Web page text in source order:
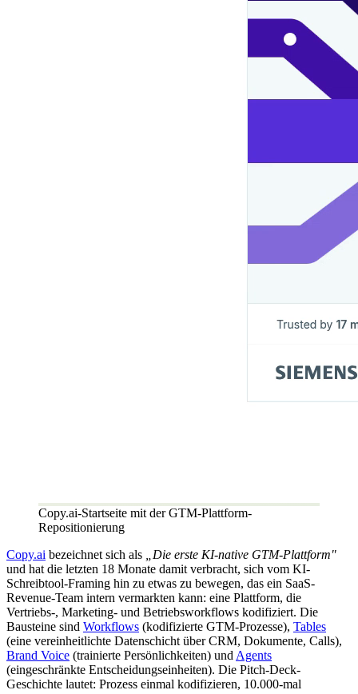
Copy.ai-Startseite mit der GTM-Plattform-
Repositionierung
Copy.ai bezeichnet sich als
„Die erste KI-native GTM-Plattform"
und hat die letzten 18 Monate damit verbracht, sich vom KI-
Schreibtool-Framing hin zu etwas zu bewegen, das ein SaaS-
Revenue-Team intern vermarkten kann: eine Plattform, die
Vertriebs-, Marketing- und Betriebsworkflows kodifiziert. Die
Bausteine sind Workflows (kodifizierte GTM-Prozesse), Tables
(eine vereinheitlichte Datenschicht über CRM, Dokumente, Calls),
Brand Voice (trainierte Persönlichkeiten) und Agents
(eingeschränkte Entscheidungseinheiten). Die Pitch-Deck-
Geschichte lautet: Prozess einmal kodifizieren, 10.000-mal